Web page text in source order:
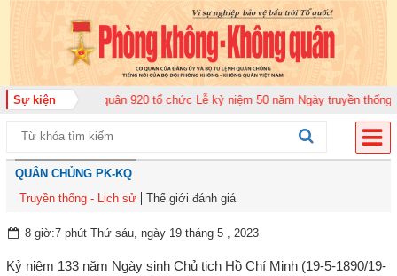
Sự kiện
đoàn Không quân 920 tổ chức Lễ kỷ niệm 50 năm Ngày truyền thống (12-
QUÂN CHỦNG PK-KQ
Truyền thống - Lịch sử
Thế giới đánh giá
8 giờ:7 phút Thứ sáu, ngày 19 tháng 5 , 2023
Kỷ niệm 133 năm Ngày sinh Chủ tịch Hồ Chí Minh (19-5-1890/19-